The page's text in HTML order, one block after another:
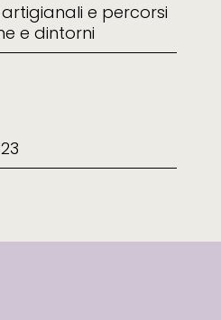
e percorsi
e dintorni